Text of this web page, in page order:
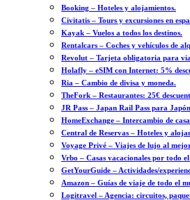
Booking – Hoteles y alojamientos.
Civitatis – Tours y excursiones en
Kayak – Vuelos a todos los destinos.
Rentalcars – Coches y vehículos de
Revolut – Tarjeta obligatoria para
Holafly – eSIM con Internet: 5%
Ria – Cambio de divisa y moneda.
TheFork – Restaurantes: 25€
JR Pass – Japan Rail Pass para
HomeExchange – Intercambio de
Central de Reservas – Hoteles y
Voyage Privé – Viajes de lujo al
Vrbo – Casas vacacionales por todo
GetYourGuide – Actividades/
Amazon – Guías de viaje de todo el
Logitravel – Agencia: circuitos,